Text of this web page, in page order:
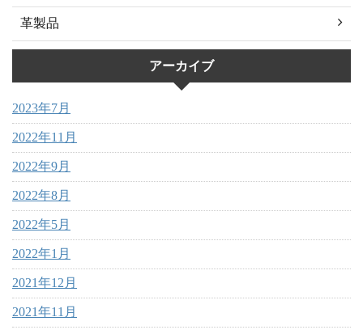
革製品
アーカイブ
2023年7月
2022年11月
2022年9月
2022年8月
2022年5月
2022年1月
2021年12月
2021年11月